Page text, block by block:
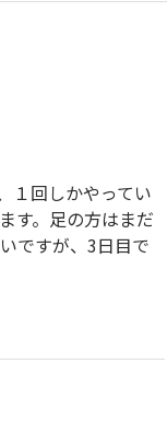
１回しかやってい
す。足の方はまだ
ですが、3日目で